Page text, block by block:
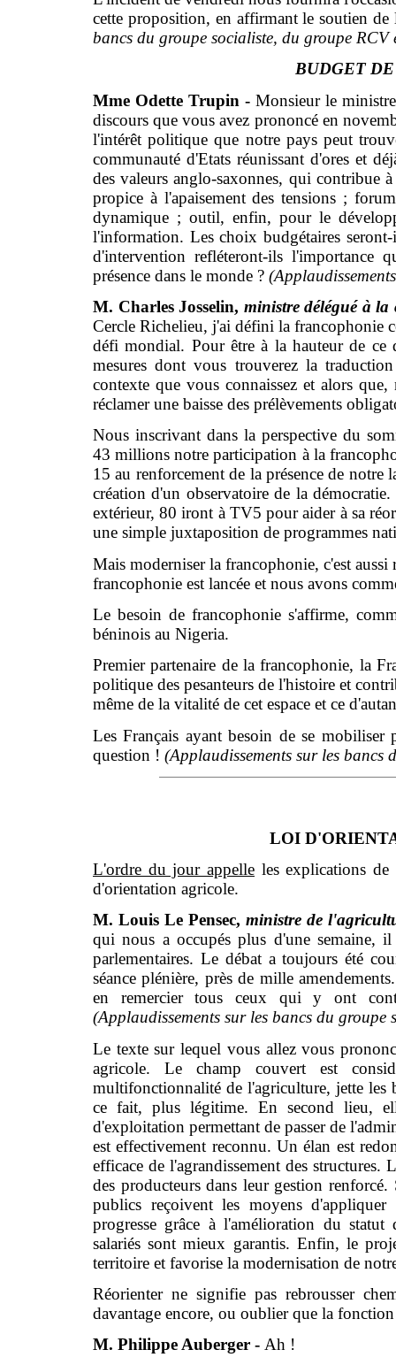
cette proposition, en affirmant le soutien
bancs du groupe socialiste, du groupe RCV
BUDGET
Mme Odette Trupin - Monsieur le
discours que vous avez prononcé en
l'intérêt politique que notre pays peut
communauté d'Etats réunissant d'ores et
des valeurs anglo-saxonnes, qui contribue
propice à l'apaisement des tensions ;
dynamique ; outil, enfin, pour le
l'information. Les choix budgétaires
d'intervention refléteront-ils l'importance
présence dans le monde ?
M. Charles Josselin, ministre délégué à
Cercle Richelieu, j'ai défini la francophonie
défi mondial. Pour être à la hauteur de ce
mesures dont vous trouverez la
contexte que vous connaissez et alors
réclamer une baisse des prélèvements
Nous inscrivant dans la perspective du
43 millions notre participation à la
15 au renforcement de la présence de notre
création d'un observatoire de la
extérieur, 80 iront à TV5 pour aider à sa
une simple juxtaposition de programmes
Mais moderniser la francophonie, c'est
francophonie est lancée et nous avons
Le besoin de francophonie s'affirme,
béninois au Nigeria.
Premier partenaire de la francophonie, la
politique des pesanteurs de l'histoire et
même de la vitalité de cet espace et ce
Les Français ayant besoin de se mobiliser
question ! (Applaudissements sur les bancs
LOI
L'ordre du jour appelle les explications
d'orientation agricole.
M. Louis Le Pensec, ministre de
qui nous a occupés plus d'une semaine,
parlementaires. Le débat a toujours été
séance plénière, près de mille
en remercier tous ceux qui y ont
(Applaudissements sur les bancs du groupe
Le texte sur lequel vous allez vous
agricole. Le champ couvert est
multifonctionnalité de l'agriculture, jette les
ce fait, plus légitime. En second lieu,
d'exploitation permettant de passer de
est effectivement reconnu. Un élan est
efficace de l'agrandissement des
des producteurs dans leur gestion
publics reçoivent les moyens
progresse grâce à l'amélioration du
salariés sont mieux garantis. Enfin, le
territoire et favorise la modernisation de
Réorienter ne signifie pas rebrousser
davantage encore, ou oublier que la
M. Philippe Auberger - Ah !